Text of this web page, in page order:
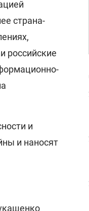
страна-
российские
и
и наносят